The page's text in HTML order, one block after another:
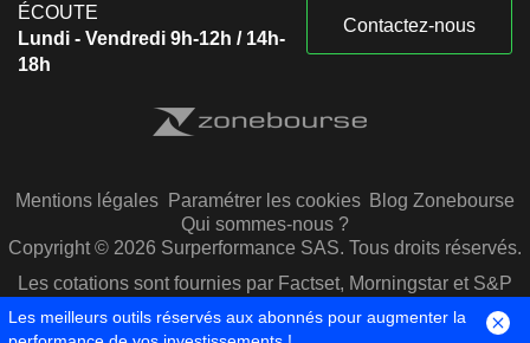
ÉCOUTE
Lundi - Vendredi 9h-12h / 14h-
18h
Contactez-nous
Mentions légales Paramétrer les cookies Blog Zonebourse
Qui sommes-nous ?
Copyright © 2026 Surperformance SAS. Tous droits réservés.
Les cotations sont fournies par Factset, Morningstar et S&P
Capital IQ
Les meilleurs outils réservés aux abonnés pour augmenter la